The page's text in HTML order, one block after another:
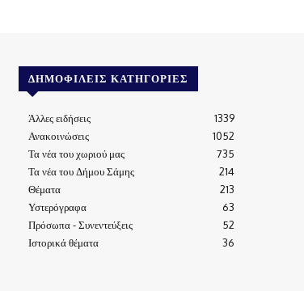
ΔΗΜΟΦΙΛΕΊΣ ΚΑΤΗΓΟΡΊΕΣ
Άλλες ειδήσεις
1339
Ανακοινώσεις
1052
Τα νέα του χωριού μας
735
Τα νέα του Δήμου Σάμης
214
Θέματα
213
Υστερόγραφα
63
Πρόσωπα - Συνεντεύξεις
52
Ιστορικά θέματα
36